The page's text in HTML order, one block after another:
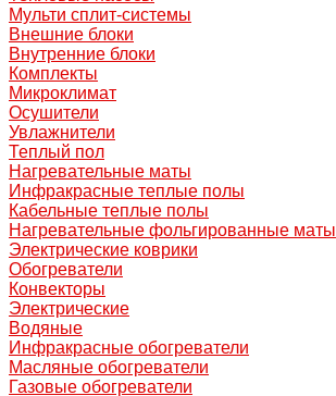
Мульти сплит-системы
Внешние блоки
Внутренние блоки
Комплекты
Микроклимат
Осушители
Увлажнители
Теплый пол
Нагревательные маты
Инфракрасные теплые полы
Кабельные теплые полы
Нагревательные фольгированные маты
Электрические коврики
Обогреватели
Конвекторы
Электрические
Водяные
Инфракрасные обогреватели
Масляные обогреватели
Газовые обогреватели